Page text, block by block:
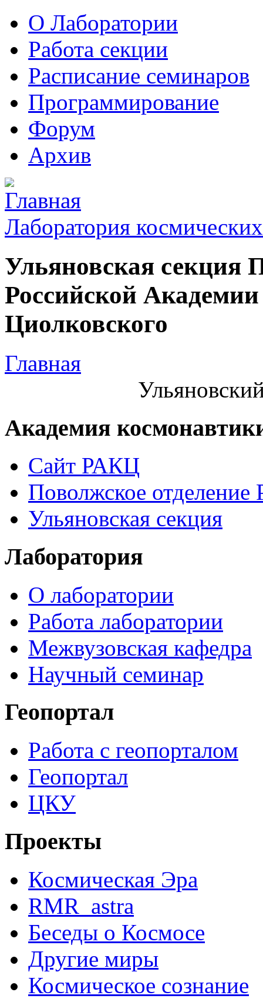
О Лаборатории
Работа секции
Расписание семинаров
Программирование
Форум
Архив
Лаборатория
Ульяновская секция
Российской
Циолковского
Главная
Академия
Сайт РАКЦ
Поволжское
Ульяновская секция
Лаборатория
О лаборатории
Работа лаборатории
Межвузовская кафедра
Научный семинар
Геопортал
Работа с геопорталом
Геопортал
ЦКУ
Проекты
Космическая Эра
RMR_astra
Беседы о Космосе
Другие миры
Космическое сознание